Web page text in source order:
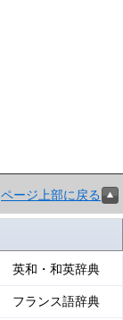
ページ上部に戻る
英和・和英辞典
フランス語辞典